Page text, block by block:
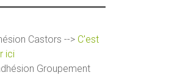
Castors --> C'est
ici
Groupement